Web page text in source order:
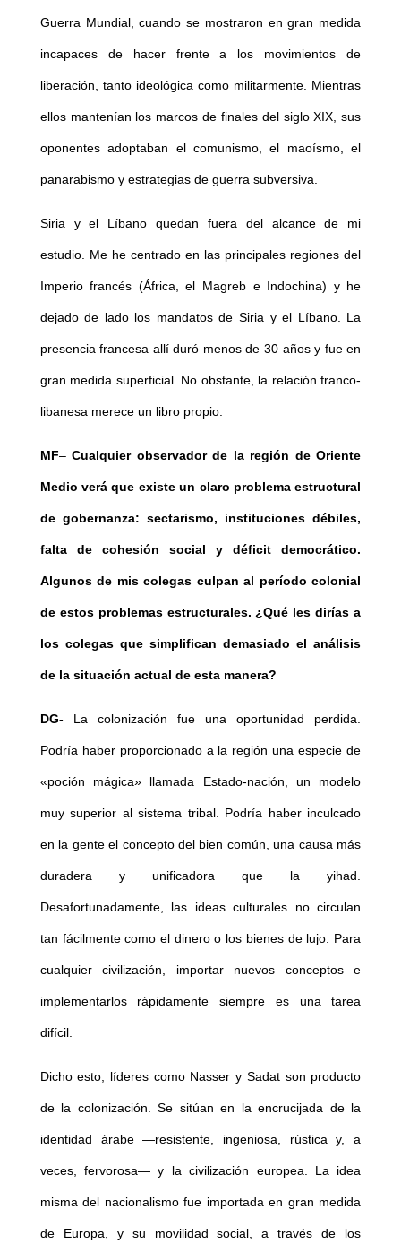
Guerra Mundial, cuando se mostraron en gran medida
incapaces de hacer frente a los movimientos de
liberación, tanto ideológica como militarmente. Mientras
ellos mantenían los marcos de finales del siglo XIX, sus
oponentes adoptaban el comunismo, el maoísmo, el
panarabismo y estrategias de guerra subversiva.
Siria y el Líbano quedan fuera del alcance de mi
estudio. Me he centrado en las principales regiones del
Imperio francés (África, el Magreb e Indochina) y he
dejado de lado los mandatos de Siria y el Líbano. La
presencia francesa allí duró menos de 30 años y fue en
gran medida superficial. No obstante, la relación franco-
libanesa merece un libro propio.
MF–Cualquier observador de la región de Oriente
Medio verá que existe un claro problema estructural
de gobernanza: sectarismo, instituciones débiles,
falta de cohesión social y déficit democrático.
Algunos de mis colegas culpan al período colonial
de estos problemas estructurales. ¿Qué les dirías a
los colegas que simplifican demasiado el análisis
de la situación actual de esta manera?
DG-La colonización fue una oportunidad perdida.
Podría haber proporcionado a la región una especie de
«poción mágica» llamada Estado-nación, un modelo
muy superior al sistema tribal. Podría haber inculcado
en la gente el concepto del bien común, una causa más
duradera y unificadora que la yihad.
Desafortunadamente, las ideas culturales no circulan
tan fácilmente como el dinero o los bienes de lujo. Para
cualquier civilización, importar nuevos conceptos e
implementarlos rápidamente siempre es una tarea
difícil.
Dicho esto, líderes como Nasser y Sadat son producto
de la colonización. Se sitúan en la encrucijada de la
identidad árabe —resistente, ingeniosa, rústica y, a
veces, fervorosa— y la civilización europea. La idea
misma del nacionalismo fue importada en gran medida
de Europa, y su movilidad social, a través de los